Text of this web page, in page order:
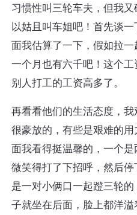
习惯性叫三轮车夫，但我
以姑且叫车姐吧！首先谈
面我估算了一下，假如拉
一个月也有六千吧！这个
别人打工的工资高多了。
再看看他们的生活态度，
很豪放的，有些是艰难的
面我看得挺温馨的，一个是
微笑得打了下招呼，然后
是一对小俩口一起蹬三轮
子就坐在后面，脸上都洋